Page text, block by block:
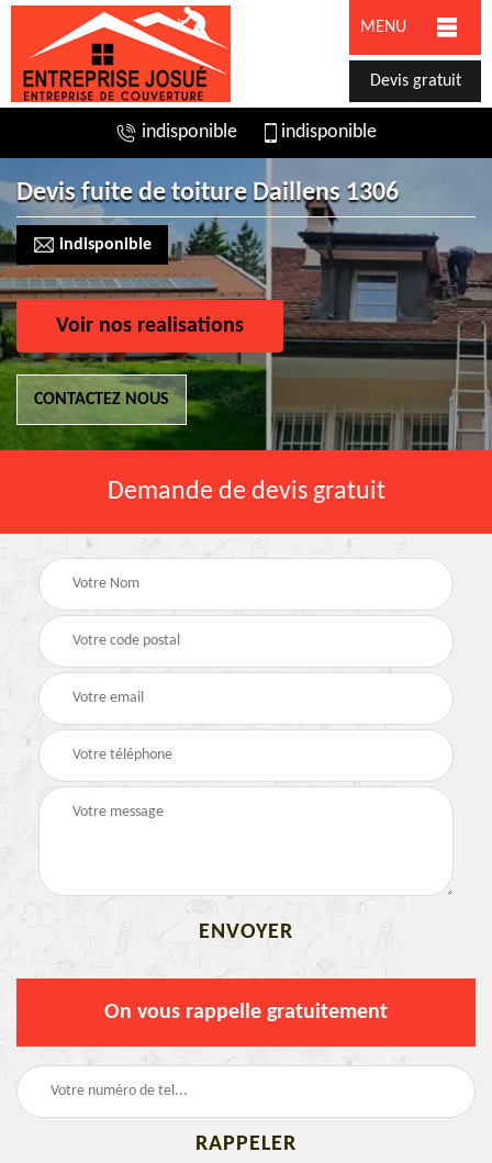
MENU
Devis gratuit
indisponible indisponible
Devis fuite de toiture Daillens 1306
indisponible
Voir nos realisations
CONTACTEZ NOUS
Demande de devis gratuit
On vous rappelle gratuitement